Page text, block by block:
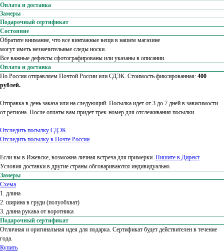
Оплата и доставка
Замеры
Подарочный сертификат
Состояние
Обратите внимание, что все винтажные вещи в нашем магазине
могут иметь незначительные следы носки.
Все важные дефекты сфотографированы или указаны в описании.
Оплата и доставка
По России отправляем Почтой России или СДЭК. Стоимость фиксированная: 400
рублей.
Отправка в день заказа или на следующий. Посылка идет от 3 до 7 дней в зависимости
от региона. После оплаты вам придет трек-номер для отслеживания посылки.
Отследить посылку СДЭК
Отследить посылку в Почте России
Если вы в Ижевске, возможна личная встреча для примерки. Пишите в Директ
Условия доставки в другие страны обговариваются индивидуально.
Замеры
Схема
1. длина
2. ширина в груди (полуобхват)
3. длина рукава от воротника
Подарочный сертификат
Отличная и оригинальная идея для подарка. Сертификат будет действителен в течение
года.
Купить